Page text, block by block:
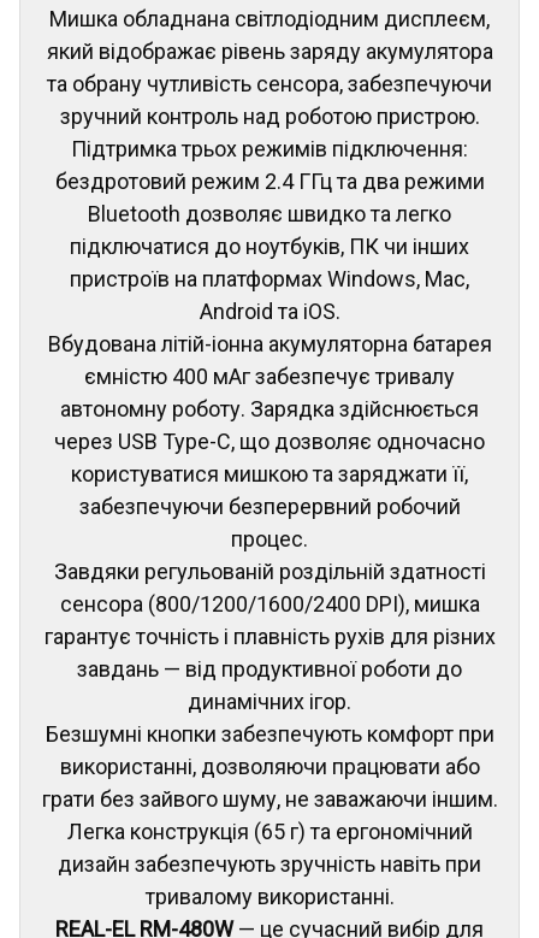
Мишка обладнана світлодіодним дисплеєм,
який відображає рівень заряду акумулятора
та обрану чутливість сенсора, забезпечуючи
зручний контроль над роботою пристрою.
Підтримка трьох режимів підключення:
бездротовий режим 2.4 ГГц та два режими
Bluetooth дозволяє швидко та легко
підключатися до ноутбуків, ПК чи інших
пристроїв на платформах Windows, Mac,
Android та iOS.
Вбудована літій-іонна акумуляторна батарея
ємністю 400 мАг забезпечує тривалу
автономну роботу. Зарядка здійснюється
через USB Type-C, що дозволяє одночасно
користуватися мишкою та заряджати її,
забезпечуючи безперервний робочий
процес.
Завдяки регульованій роздільній здатності
сенсора (800/1200/1600/2400 DPI), мишка
гарантує точність і плавність рухів для різних
завдань — від продуктивної роботи до
динамічних ігор.
Безшумні кнопки забезпечують комфорт при
використанні, дозволяючи працювати або
грати без зайвого шуму, не заважаючи іншим.
Легка конструкція (65 г) та ергономічний
дизайн забезпечують зручність навіть при
тривалому використанні.
REAL-EL RM-480W— це сучасний вибір для